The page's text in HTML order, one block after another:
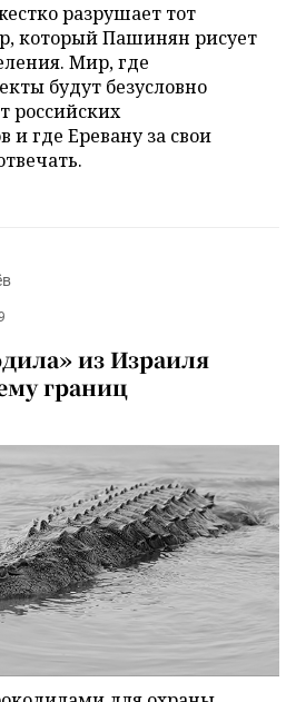
разрушает тот
который Пашинян рисует
Мир, где
будут безусловно
российских
и где Еревану за свои
из Израиля
границ